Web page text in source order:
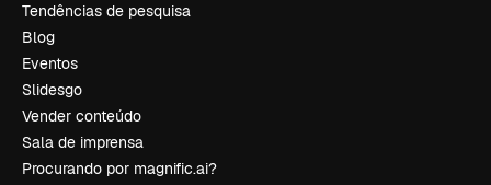
Tendências de pesquisa
Blog
Eventos
Slidesgo
Vender conteúdo
Sala de imprensa
Procurando por magnific.ai?